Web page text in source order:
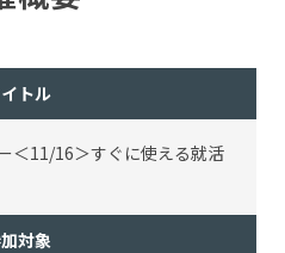
トル
＜11/16＞すぐに使える就活
対象